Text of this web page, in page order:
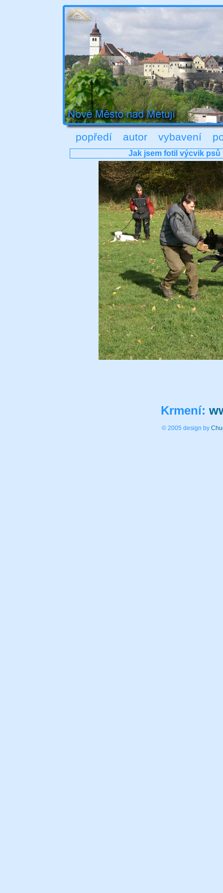
popředí autor vybavení
Jak jsem fotil výcvik psů
Krmení:
© 2005 design by